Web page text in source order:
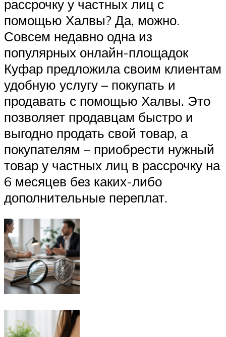
рассрочку у частных лиц с
помощью Халвы? Да, можно.
Совсем недавно одна из
популярных онлайн-площадок
Куфар предложила своим клиентам
удобную услугу – покупать и
продавать с помощью Халвы. Это
позволяет продавцам быстро и
выгодно продать свой товар, а
покупателям – приобрести нужный
товар у частных лиц в рассрочку на
6 месяцев без каких-либо
дополнительные переплат.